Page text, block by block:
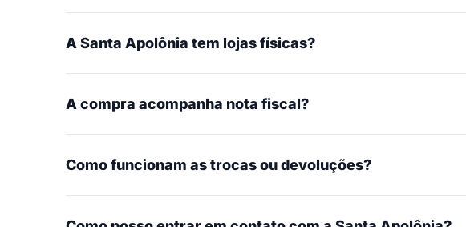
A Santa Apolônia tem lojas físicas?
A compra acompanha nota fiscal?
Como funcionam as trocas ou devoluções?